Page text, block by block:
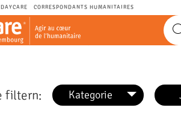
DAYCARE CORRESPONDANTS HUMANITAIRES
de l’humanitaire.
filtern: Kategorie